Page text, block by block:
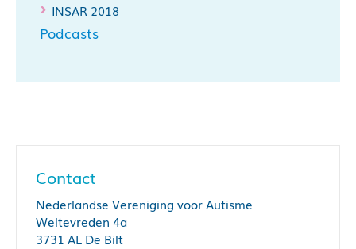
INSAR 2018
Podcasts
Contact
Nederlandse Vereniging voor Autisme
Weltevreden 4a
3731 AL De Bilt